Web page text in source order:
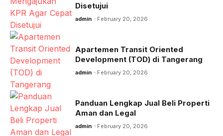
Disetujui
admin February 20, 2026
Apartemen Transit Oriented
Development (TOD) di Tangerang
admin February 20, 2026
Panduan Lengkap Jual Beli Properti
Aman dan Legal
admin February 20, 2026